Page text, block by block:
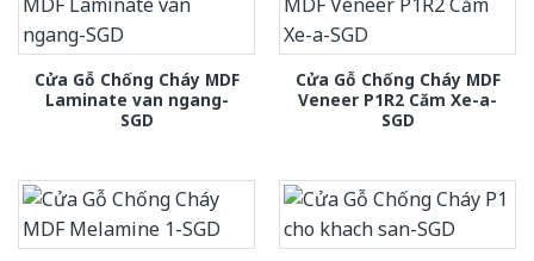
Cửa Gỗ Chống Cháy MDF
Laminate van ngang-
SGD
Cửa Gỗ Chống Cháy MDF
Veneer P1R2 Căm Xe-a-
SGD